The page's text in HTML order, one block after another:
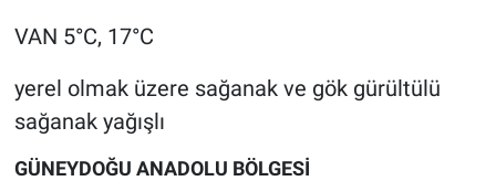
VAN 5°C, 17°C
yerel olmak üzere sağanak ve gök gürültülü
sağanak yağışlı
GÜNEYDOĞU ANADOLU BÖLGESİ